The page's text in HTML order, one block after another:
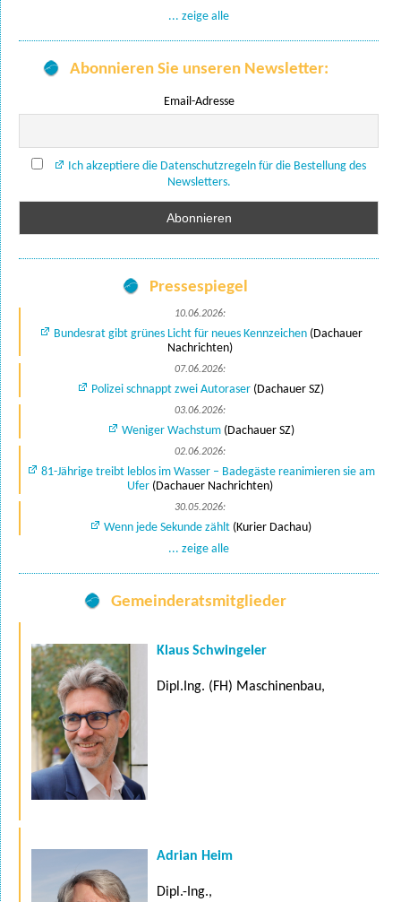
... zeige alle
Abonnieren Sie unseren Newsletter:
Email-Adresse
Ich akzeptiere die Datenschutzregeln für die Bestellung des
Newsletters.
Pressespiegel
10.06.2026:
Bundesrat gibt grünes Licht für neues Kennzeichen(Dachauer
Nachrichten)
07.06.2026:
Polizei schnappt zwei Autoraser (Dachauer SZ)
03.06.2026:
Weniger Wachstum(Dachauer SZ)
02.06.2026:
81-Jährige treibt leblos im Wasser – Badegäste reanimieren sie am
Ufer(Dachauer Nachrichten)
30.05.2026:
Wenn jede Sekunde zählt (Kurier Dachau)
... zeige alle
Gemeinderatsmitglieder
Klaus Schwingeler
Dipl.Ing. (FH) Maschinenbau,
Adrian Heim
Dipl.-Ing.,